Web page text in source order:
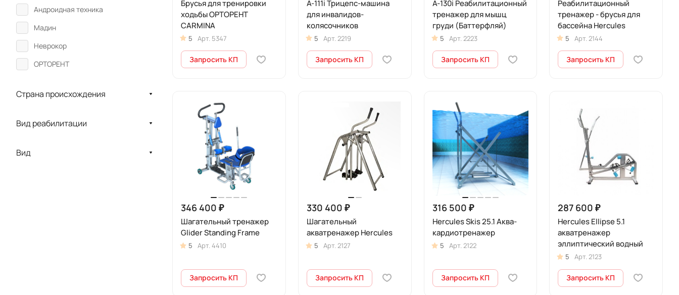
Брусья для тренировки
ходьбы ОРТОРЕНТ
CARMINA
5 Арт. 5347
Запросить КП
А-111i Трицепс-машина
для инвалидов-
колясочников
5 Арт. 2219
Запросить КП
А-130i Реабилитационный
тренажер для мышц
груди (Баттерфляй)
5 Арт. 2223
Запросить КП
Реабилитационный
тренажер - брусья для
бассейна Hercules
5 Арт. 2144
Запросить КП
346 400 ₽
Шагательный тренажер
Glider Standing Frame
5 Арт. 4410
Запросить КП
330 400 ₽
Шагательный
акватренажер Hercules
5 Арт. 2127
Запросить КП
316 500 ₽
Hercules Skis 25.1 Аква-
кардиотренажер
5 Арт. 2122
Запросить КП
287 600 ₽
Hercules Ellipse 5.1
акватренажер
эллиптический водный
5 Арт.2123
Запросить КП
Андроидная техника
Мадин
Неврокор
ОРТОРЕНТ
Страна происхождения
Вид реабилитации
Вид